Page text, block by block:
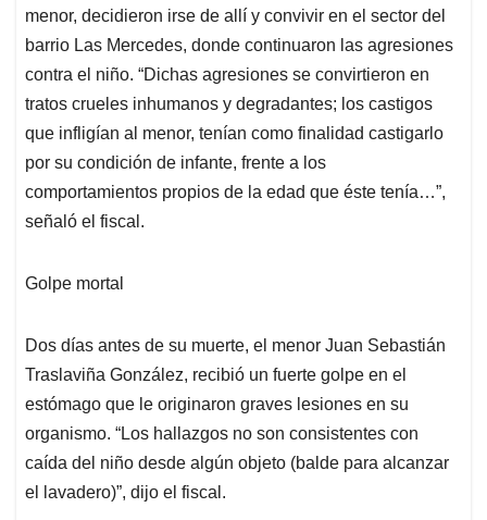
menor, decidieron irse de allí y convivir en el sector del
barrio Las Mercedes, donde continuaron las agresiones
contra el niño. “Dichas agresiones se convirtieron en
tratos crueles inhumanos y degradantes; los castigos
que infligían al menor, tenían como finalidad castigarlo
por su condición de infante, frente a los
comportamientos propios de la edad que éste tenía…”,
señaló el fiscal.
Golpe mortal
Dos días antes de su muerte, el menor Juan Sebastián
Traslaviña González, recibió un fuerte golpe en el
estómago que le originaron graves lesiones en su
organismo. “Los hallazgos no son consistentes con
caída del niño desde algún objeto (balde para alcanzar
el lavadero)”, dijo el fiscal.